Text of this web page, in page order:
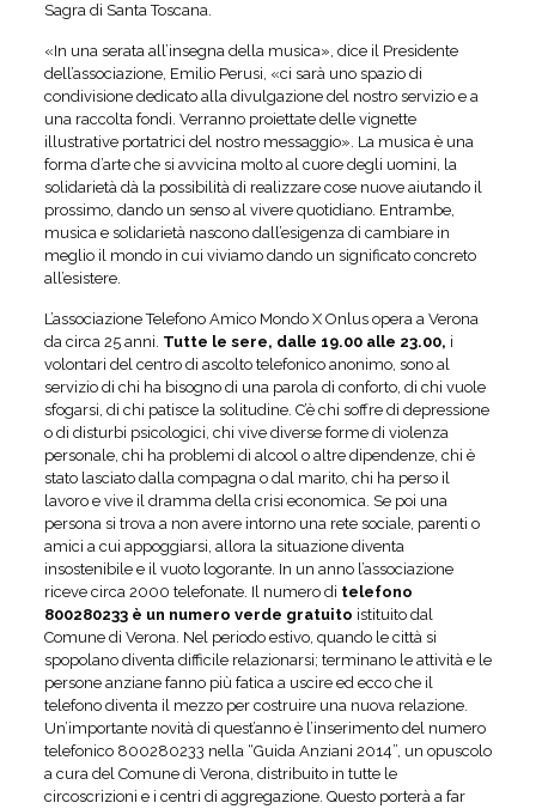
Sagra di Santa Toscana.
«In una serata all’insegna della musica», dice il Presidente
dell’associazione, Emilio Perusi, «ci sarà uno spazio di
condivisione dedicato alla divulgazione del nostro servizio e a
una raccolta fondi. Verranno proiettate delle vignette
illustrative portatrici del nostro messaggio». La musica è una
forma d’arte che si avvicina molto al cuore degli uomini, la
solidarietà dà la possibilità di realizzare cose nuove aiutando il
prossimo, dando un senso al vivere quotidiano. Entrambe,
musica e solidarietà nascono dall’esigenza di cambiare in
meglio il mondo in cui viviamo dando un significato concreto
all’esistere.
L’associazione Telefono Amico Mondo X Onlus opera a Verona
da circa 25 anni. Tutte le sere, dalle 19.00 alle 23.00, i
volontari del centro di ascolto telefonico anonimo, sono al
servizio di chi ha bisogno di una parola di conforto, di chi vuole
sfogarsi, di chi patisce la solitudine. C’è chi soffre di depressione
o di disturbi psicologici, chi vive diverse forme di violenza
personale, chi ha problemi di alcool o altre dipendenze, chi è
stato lasciato dalla compagna o dal marito, chi ha perso il
lavoro e vive il dramma della crisi economica. Se poi una
persona si trova a non avere intorno una rete sociale, parenti o
amici a cui appoggiarsi, allora la situazione diventa
insostenibile e il vuoto logorante. In un anno l’associazione
riceve circa 2000 telefonate. Il numero di telefono
800280233 è un numero verde gratuito istituito dal
Comune di Verona. Nel periodo estivo, quando le città si
spopolano diventa difficile relazionarsi; terminano le attività e le
persone anziane fanno più fatica a uscire ed ecco che il
telefono diventa il mezzo per costruire una nuova relazione.
Un’importante novità di quest’anno è l’inserimento del numero
telefonico 800280233 nella “Guida Anziani 2014”, un opuscolo
a cura del Comune di Verona, distribuito in tutte le
circoscrizioni e i centri di aggregazione. Questo porterà a far